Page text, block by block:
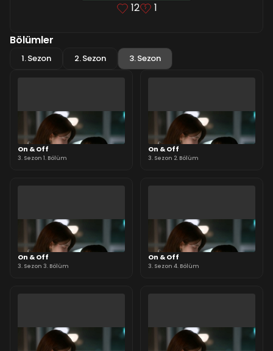
12 1
Bölümler
1. Sezon 2. Sezon 3. Sezon
On & Off
3. Sezon 1. Bölüm
On & Off
3. Sezon 2. Bölüm
On & Off
3. Sezon 3. Bölüm
On & Off
3. Sezon 4. Bölüm